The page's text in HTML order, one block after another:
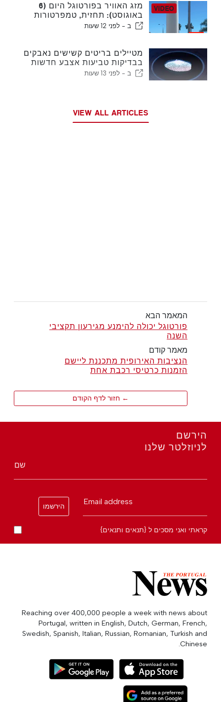
מזג האוויר בפורטוגל היום (6
באוגוסט): תחזית, טמפרטורות
ולמה לצפות
ב - לפני 12 שעות
מטיילים בריטים קשישים נאבקים
בבדיקות טביעות אצבע חדשות
של האיחוד האירופי
ב - לפני 13 שעות
VIEW ALL ARTICLES
המאמר הבא
פורטוגל יכולה להימנע מגירעון תקציבי
השנה
מאמר קודם
הנציבות האירופית מתכננת ליישם
הזמנות כרטיסי רכבת אחת
← חזור לדף הקודם
הירשם
לניוזלטר שלנו
שם
Email address
הירשמו
קראתי ואני מסכים ל {תנאים ותנאים}
Reaching over 400,000 people a week with news about
Portugal, written in English, Dutch, German, French,
Swedish, Spanish, Italian, Russian, Romanian, Turkish and
Chinese.